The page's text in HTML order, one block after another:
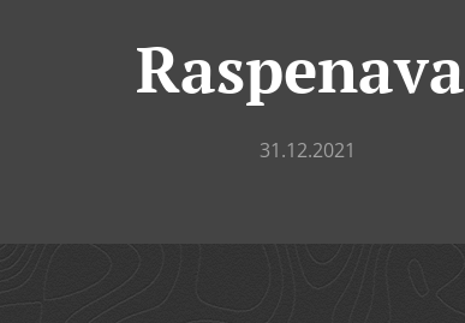
Raspenava
31.12.2021